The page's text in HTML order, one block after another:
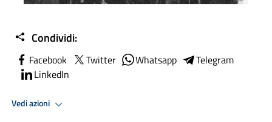
Condividi:
Facebook Twitter Whatsapp
Telegram
LinkedIn
Vedi azioni